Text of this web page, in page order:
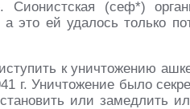
Сионистская (сеф*)
это ей удалось только
к уничтожению
г. Уничтожение было
или замедлить